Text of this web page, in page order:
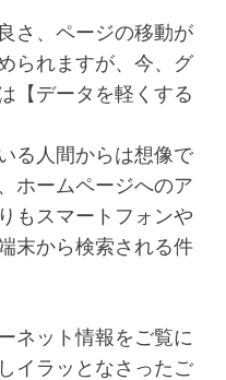
さ、ページの移動が
られますが、今、グ
【データを軽くする
る人間からは想像で
ホームページへのア
もスマートフォンや
末から検索される件
ネット情報をご覧に
イラッとなさったご